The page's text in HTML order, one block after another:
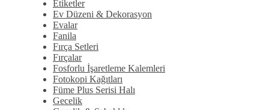
Etiketler
Ev Düzeni & Dekorasyon
Evalar
Fanila
Fırça Setleri
Fırçalar
Fosforlu İşaretleme Kalemleri
Fotokopi Kağıtları
Füme Plus Serisi Halı
Gecelik